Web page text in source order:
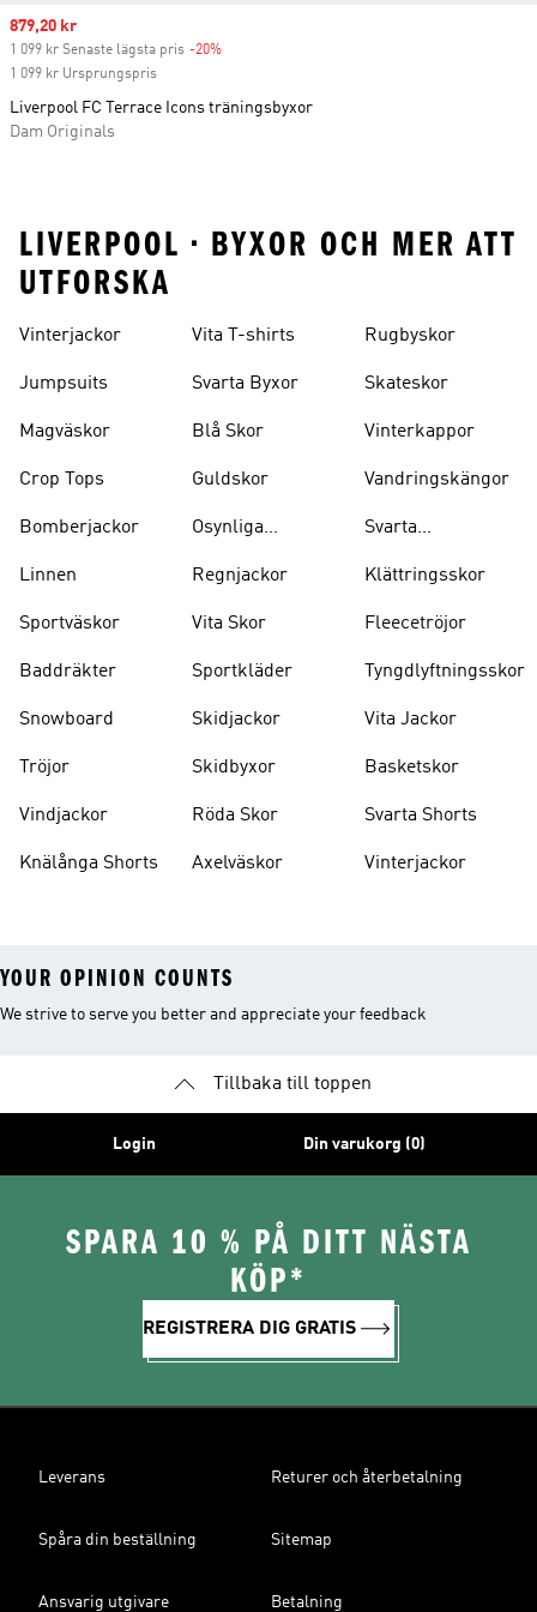
Sale price
879,20 kr
1 099 kr Senaste lägsta pris -20%
1 099 kr Ursprungspris
Liverpool FC Terrace Icons träningsbyxor
Dam Originals
LIVERPOOL • BYXOR OCH MER ATT
UTFORSKA
Vinterjackor
Jumpsuits
Magväskor
Crop Tops
Bomberjackor
Linnen
Sportväskor
Baddräkter
Snowboard
Tröjor
Vindjackor
Knälånga Shorts
Vita T-shirts
Svarta Byxor
Blå Skor
Guldskor
Osynliga
Regnjackor
Vita Skor
Sportkläder
Skidjackor
Skidbyxor
Röda Skor
Axelväskor
Rugbyskor
Skateskor
Vinterkappor
Vandringskängor
Svarta
Klättringsskor
Fleecetröjor
Tyngdlyftningsskor
Vita Jackor
Basketskor
Svarta Shorts
Vinterjackor
YOUR OPINION COUNTS
We strive to serve you better and appreciate your feedback
Tillbaka till toppen
Login Din varukorg (0)
SPARA 10 % PÅ DITT NÄSTA
KÖP*
REGISTRERA DIG GRATIS
Leverans Returer och återbetalning
Spåra din beställning Sitemap
Ansvarig utgivare Betalning